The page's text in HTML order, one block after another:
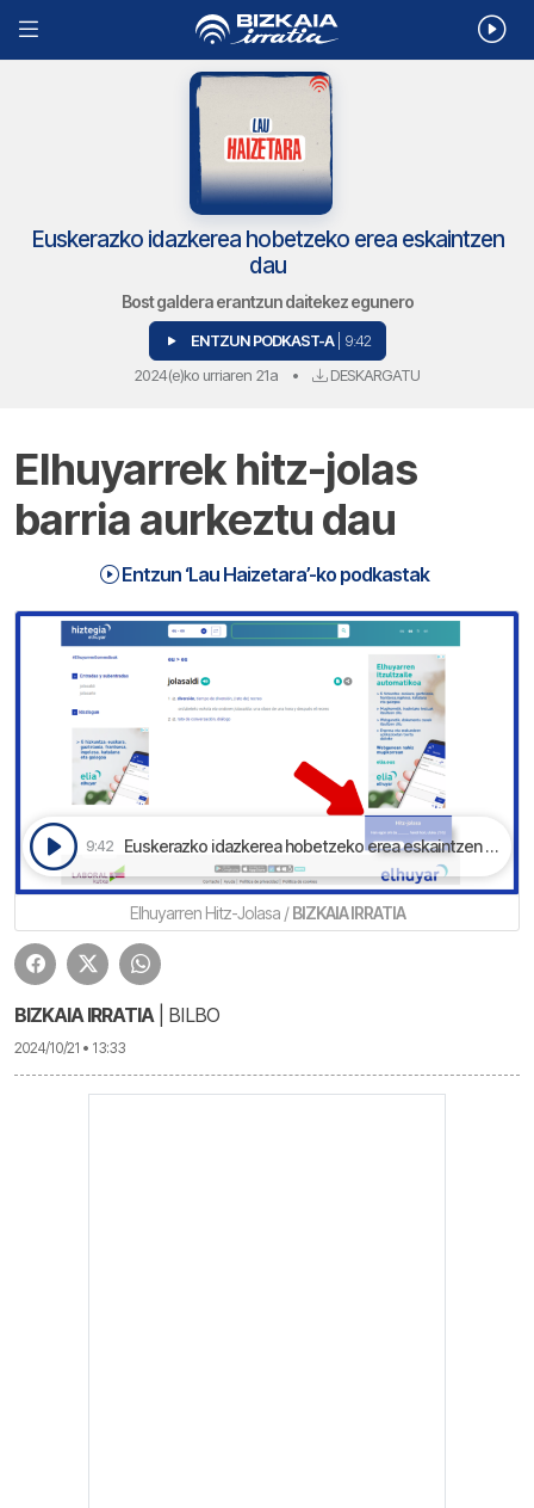
Euskerazko idazkerea hobetzeko erea eskaintzen
dau
Bost galdera erantzun daitekez egunero
ENTZUN PODKAST-A | 9:42
2024(e)ko urriaren 21a • DESKARGATU
Elhuyarrek hitz-jolas
barria aurkeztu dau
Entzun ‘Lau Haizetara’-ko podkastak
9:42 Euskerazko idazkerea hobetzeko erea eskaintzen dau | Lau Haizetara
Elhuyarren Hitz-Jolasa /BIZKAIA IRRATIA
BIZKAIA IRRATIA| BILBO
2024/10/21 • 13:33